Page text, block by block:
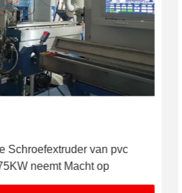
Schroefextruder van pvc
neemt Macht op